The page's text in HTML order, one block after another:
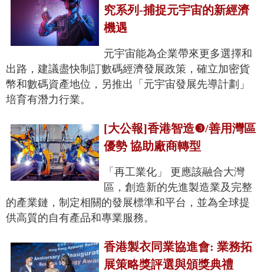
究系列-捕捉元宇宙的新經濟
機遇
元宇宙能為企業帶來更多選擇和
出路，建議盡快制訂數碼經濟發展政策，確立加密貨
幣和數碼資產地位，另推出「元宇宙發展先導計劃」
培育有潛力行業。
[大公報]香港智造❸/善用灣區
優勢 協助廠商轉型
「再工業化」 更應該融合大灣
區，創造新的先進製造業及完整
的產業鏈，制定相關的發展標準和平台，並為全球提
供高質的自有產品和專業服務。
香港製衣同業協進會: 業務拓
展策略獎評選與頒獎典禮